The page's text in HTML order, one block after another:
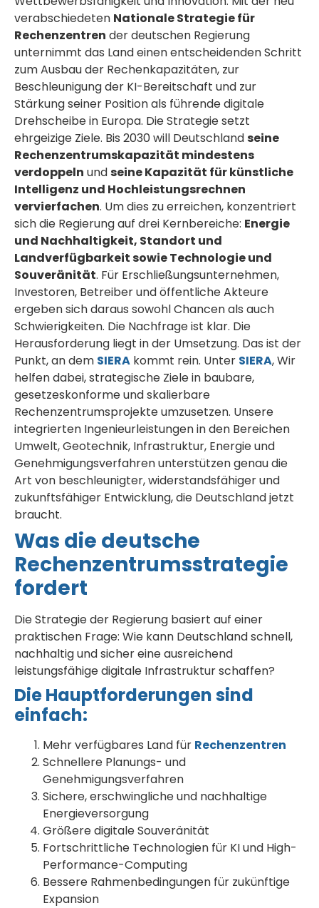
verabschiedeten Nationale Strategie für
Rechenzentren der deutschen Regierung
unternimmt das Land einen entscheidenden Schritt
zum Ausbau der Rechenkapazitäten, zur
Beschleunigung der KI-Bereitschaft und zur
Stärkung seiner Position als führende digitale
Drehscheibe in Europa. Die Strategie setzt
ehrgeizige Ziele. Bis 2030 will Deutschlandseine
Rechenzentrumskapazität mindestens
verdoppeln undseine Kapazität für künstliche
Intelligenz und Hochleistungsrechnen
vervierfachen. Um dies zu erreichen, konzentriert
sich die Regierung auf drei Kernbereiche: Energie
und Nachhaltigkeit, Standort und
Landverfügbarkeit sowie Technologie und
Souveränität. Für Erschließungsunternehmen,
Investoren, Betreiber und öffentliche Akteure
ergeben sich daraus sowohl Chancen als auch
Schwierigkeiten. Die Nachfrage ist klar. Die
Herausforderung liegt in der Umsetzung. Das ist der
Punkt, an dem SIERA kommt rein. Unter SIERA, Wir
helfen dabei, strategische Ziele in baubare,
gesetzeskonforme und skalierbare
Rechenzentrumsprojekte umzusetzen. Unsere
integrierten Ingenieurleistungen in den Bereichen
Umwelt, Geotechnik, Infrastruktur, Energie und
Genehmigungsverfahren unterstützen genau die
Art von beschleunigter, widerstandsfähiger und
zukunftsfähiger Entwicklung, die Deutschland jetzt
braucht.
Was die deutsche
Rechenzentrumsstrategie
fordert
Die Strategie der Regierung basiert auf einer
praktischen Frage: Wie kann Deutschland schnell,
nachhaltig und sicher eine ausreichend
leistungsfähige digitale Infrastruktur schaffen?
Die Hauptforderungen sind
einfach:
Mehr verfügbares Land für Rechenzentren
Schnellere Planungs- und
Genehmigungsverfahren
Sichere, erschwingliche und nachhaltige
Energieversorgung
Größere digitale Souveränität
Fortschrittliche Technologien für KI und High-
Performance-Computing
Bessere Rahmenbedingungen für zukünftige
Expansion